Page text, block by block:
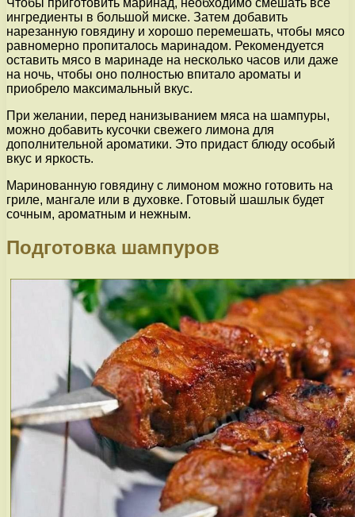
ингредиенты в большой миске. Затем добавить
нарезанную говядину и хорошо перемешать, чтобы мясо
равномерно пропиталось маринадом. Рекомендуется
оставить мясо в маринаде на несколько часов или даже
на ночь, чтобы оно полностью впитало ароматы и
приобрело максимальный вкус.
При желании, перед нанизыванием мяса на шампуры,
можно добавить кусочки свежего лимона для
дополнительной ароматики. Это придаст блюду особый
вкус и яркость.
Маринованную говядину с лимоном можно готовить на
гриле, мангале или в духовке. Готовый шашлык будет
сочным, ароматным и нежным.
Подготовка шампуров